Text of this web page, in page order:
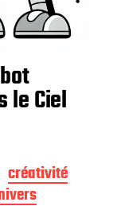
le Ciel
créativité